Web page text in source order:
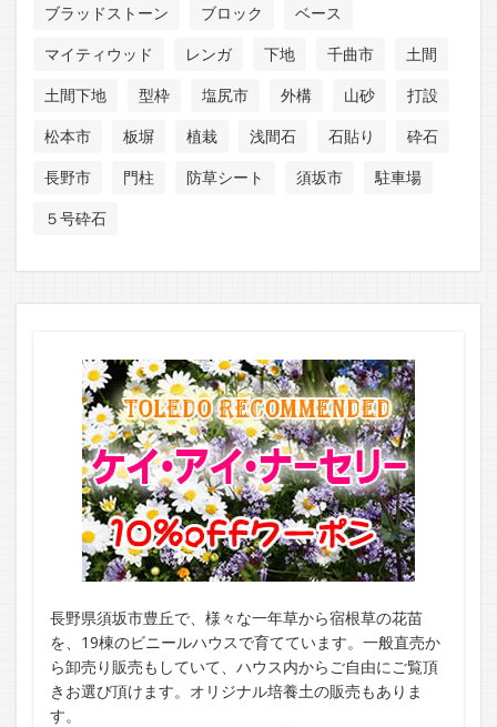
ブラッドストーン
ブロック
ベース
マイティウッド
レンガ 下地 千曲市
土間
土間下地
型枠 塩尻市 外構 山砂
打設
松本市
板塀 植栽 浅間石 石貼り
砕石
長野市
門柱 防草シート 須坂市
駐車場
５号砕石
長野県須坂市豊丘で、様々な一年草から宿根草の花苗
を、19棟のビニールハウスで育てています。一般直売か
ら卸売り販売もしていて、ハウス内からご自由にご覧頂
きお選び頂けます。オリジナル培養土の販売もありま
す。